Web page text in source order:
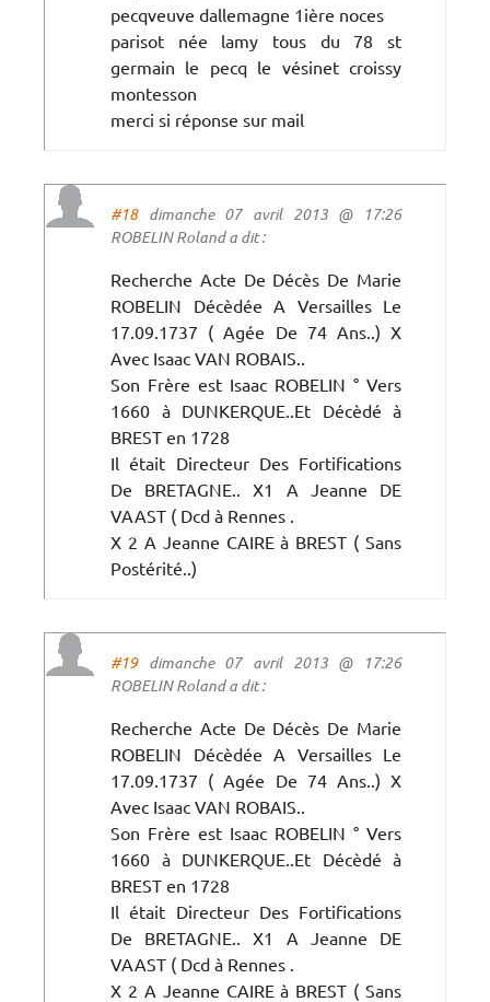
pecqveuve dallemagne 1ière noces
parisot née lamy tous du 78 st
germain le pecq le vésinet croissy
montesson
merci si réponse sur mail
#18dimanche 07 avril 2013 @ 17:26
ROBELIN Roland a dit :
Recherche Acte De Décès De Marie
ROBELIN Décèdée A Versailles Le
17.09.1737 ( Agée De 74 Ans..) X
Avec Isaac VAN ROBAIS..
Son Frère est Isaac ROBELIN ° Vers
1660 à DUNKERQUE..Et Décèdé à
BREST en 1728
Il était Directeur Des Fortifications
De BRETAGNE.. X1 A Jeanne DE
VAAST ( Dcd à Rennes .
X 2 A Jeanne CAIRE à BREST ( Sans
Postérité..)
#19dimanche 07 avril 2013 @ 17:26
ROBELIN Roland a dit :
Recherche Acte De Décès De Marie
ROBELIN Décèdée A Versailles Le
17.09.1737 ( Agée De 74 Ans..) X
Avec Isaac VAN ROBAIS..
Son Frère est Isaac ROBELIN ° Vers
1660 à DUNKERQUE..Et Décèdé à
BREST en 1728
Il était Directeur Des Fortifications
De BRETAGNE.. X1 A Jeanne DE
VAAST ( Dcd à Rennes .
X 2 A Jeanne CAIRE à BREST ( Sans